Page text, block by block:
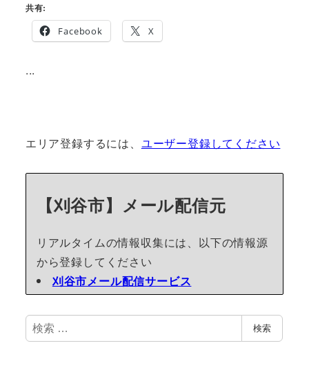
共有:
Facebook
X
...
エリア登録するには、 ユーザー登録してください
【刈谷市】メール配信元
リアルタイムの情報収集には、以下の情報源
から登録してください
刈谷市メール配信サービス
検
索
検索